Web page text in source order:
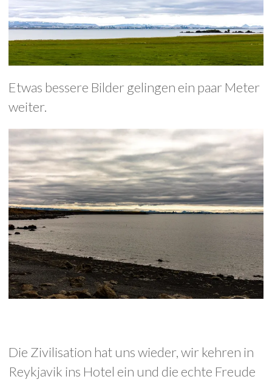
Etwas bessere Bilder gelingen ein paar Meter
weiter.
Die Zivilisation hat uns wieder, wir kehren in
Reykjavik ins Hotel ein und die echte Freude